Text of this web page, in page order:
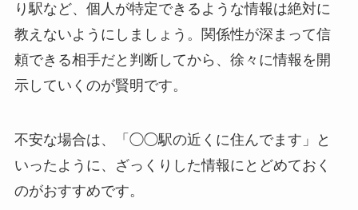
り駅など、個人が特定できるような情報は絶対に
教えないようにしましょう。関係性が深まって信
頼できる相手だと判断してから、徐々に情報を開
示していくのが賢明です。
不安な場合は、「◯◯駅の近くに住んでます」と
いったように、ざっくりした情報にとどめておく
のがおすすめです。